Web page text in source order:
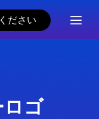
ださい
ロゴ